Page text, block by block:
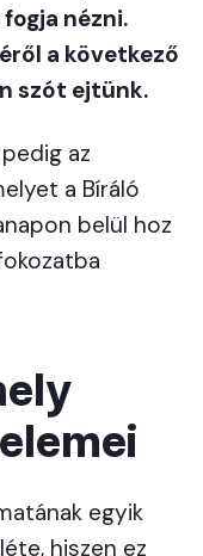
nézni.
a következő
szót ejtünk.
az
a Bíráló
belül hoz
egyik
hiszen ez